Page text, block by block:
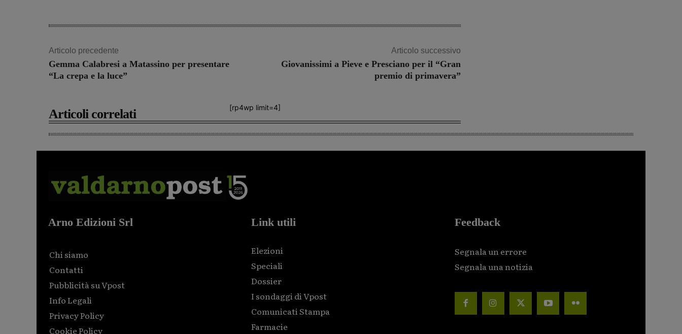
Articolo precedente
Gemma Calabresi a Matassino per presentare
“La crepa e la luce”
Articolo successivo
Giovanissimi a Pieve e Presciano per il “Gran
premio di primavera”
[rp4wp limit=4]
Articoli correlati
Arno Edizioni Srl
Chi siamo
Contatti
Pubblicità su Vpost
Info Legali
Privacy Policy
Cookie Policy
Link utili
Elezioni
Speciali
Dossier
I sondaggi di Vpost
Comunicati Stampa
Farmacie
Feedback
Segnala un errore
Segnala una notizia